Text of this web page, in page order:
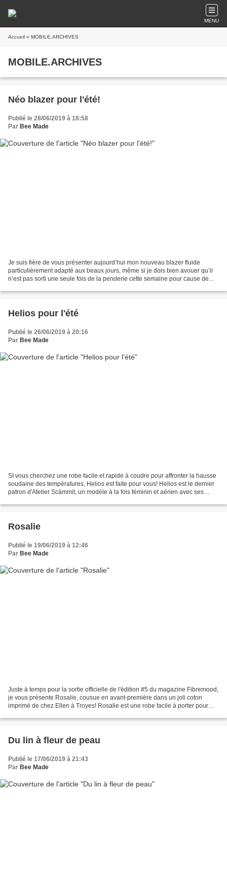
MENU
Accueil » MOBILE.ARCHIVES
MOBILE.ARCHIVES
Néo blazer pour l'été!
Publié le 28/06/2019 à 18:58
Par Bee Made
Je suis fière de vous présenter aujourd’hui mon nouveau blazer fluide
particulièrement adapté aux beaux jours, même si je dois bien avouer qu’il
n’est pas sorti une seule fois de la penderie cette semaine pour cause de
Helios pour l'été
Publié le 26/06/2019 à 20:16
Par Bee Made
SI vous cherchez une robe facile et rapide à coudre pour affronter la hausse
soudaine des températures, Helios est faite pour vous! Helios est le dernier
patron d'Atelier Scämmit, un modèle à la fois féminin et aérien avec ses
Rosalie
Publié le 19/06/2019 à 12:46
Par Bee Made
Juste à temps pour la sortie officielle de l'édition #5 du magazine Fibremood,
je vous présente Rosalie, cousue en avant-première dans un joli coton
imprimé de chez Ellen à Troyes! Rosalie est une robe facile à porter pour
Du lin à fleur de peau
Publié le 17/06/2019 à 21:43
Par Bee Made